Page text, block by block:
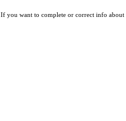
If you want to complete or correct info